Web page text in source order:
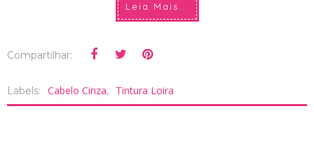
Leia Mais...
Compartilhar:
Labels: Cabelo Cinza, Tintura Loira